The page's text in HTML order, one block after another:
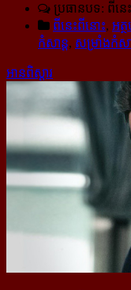
ប្រធានបទ: ពីនេ
ពីនេះពីនោះ, អត្
កំសាន្ដ, សម្រាំងកំសា
អានពិស្ដារ